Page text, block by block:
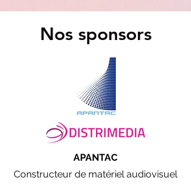
Nos sponsors
APANTAC
Constructeur de matériel audiovisuel